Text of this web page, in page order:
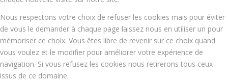
Nous respectons votre choix de refuser les cookies mais pour éviter
de vous le demander à chaque page laissez nous en utiliser un pour
mémoriser ce choix. Vous êtes libre de revenir sur ce choix quand
vous voulez et le modifier pour améliorer votre expérience de
navigation. Si vous refusez les cookies nous retirerons tous ceux
issus de ce domaine.